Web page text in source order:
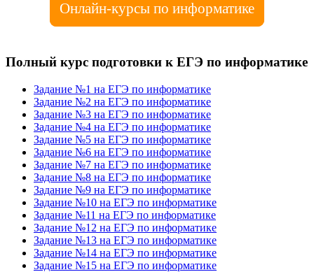
Онлайн-курсы по информатике
Полный курс подготовки к ЕГЭ по информатике
Задание №1 на ЕГЭ по информатике
Задание №2 на ЕГЭ по информатике
Задание №3 на ЕГЭ по информатике
Задание №4 на ЕГЭ по информатике
Задание №5 на ЕГЭ по информатике
Задание №6 на ЕГЭ по информатике
Задание №7 на ЕГЭ по информатике
Задание №8 на ЕГЭ по информатике
Задание №9 на ЕГЭ по информатике
Задание №10 на ЕГЭ по информатике
Задание №11 на ЕГЭ по информатике
Задание №12 на ЕГЭ по информатике
Задание №13 на ЕГЭ по информатике
Задание №14 на ЕГЭ по информатике
Задание №15 на ЕГЭ по информатике